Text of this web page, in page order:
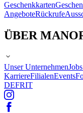
Geschenkkarten
AngeboteRückrufe
ÜBER
Unser Unternehmen
KarriereFilialenEvents
DEFRIT